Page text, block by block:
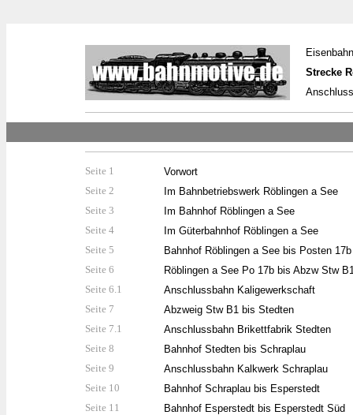
Strecke
Seite 1
Vorwort
Seite 2
Im Bahnbetriebswerk Röblingen a See
Seite 3
Im Bahnhof Röblingen a See
Seite 4
Im Güterbahnhof Röblingen a See
Seite 5
Bahnhof Röblingen a See bis Posten 17b
Seite 6
Röblingen a See Po 17b bis Abzw Stw
Seite 6.1
Anschlussbahn Kaligewerkschaft
Seite 7
Abzweig Stw B1 bis Stedten
Seite 7.1
Anschlussbahn Brikettfabrik Stedten
Seite 8
Bahnhof Stedten bis Schraplau
Seite 9
Anschlussbahn Kalkwerk Schraplau
Seite 10
Bahnhof Schraplau bis Esperstedt
Seite 11
Bahnhof Esperstedt bis Esperstedt Süd